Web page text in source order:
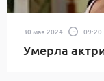
30 мая 2024 09:20
Умерла